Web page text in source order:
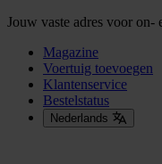
Jouw vaste adres voor on-
Magazine
Voertuig toevoegen
Klantenservice
Bestelstatus
Nederlands